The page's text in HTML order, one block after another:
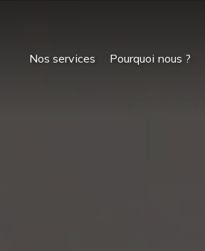
Nos services Pourquoi nous ?